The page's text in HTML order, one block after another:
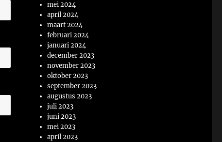
mei 2024
april 2024
maart 2024
februari 2024
januari 2024
december 2023
november 2023
oktober 2023
september 2023
augustus 2023
juli 2023
juni 2023
mei 2023
april 2023